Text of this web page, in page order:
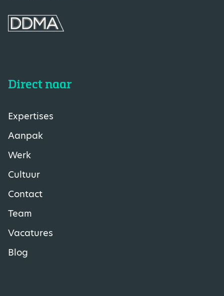
Direct naar
Expertises
Aanpak
Werk
Cultuur
Contact
Team
Vacatures
Blog